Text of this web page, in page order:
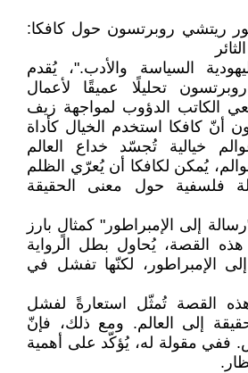
ريتشي روبرتسون حول كافكا:
السياسة والأدب."، يُقدم
تحليلًا عميقًا لأعمال
الكاتب الدؤوب لمواجهة زيف
أنّ كافكا استخدم الخيال كأداة
خيالية تُجسّد خداع العالم
يُمكن لكافكا أن يُعرّي الظلم
فلسفية حول معنى الحقيقة
إلى الإمبراطور" كمثالٍ بارز
القصة، يُحاول بطل الرواية
الإمبراطور، لكنّها تفشل في
القصة تُمثّل استعارةً لفشل
إلى العالم. ومع ذلك، فإنّ
ففي مقولة له، يُؤكّد على أهمية